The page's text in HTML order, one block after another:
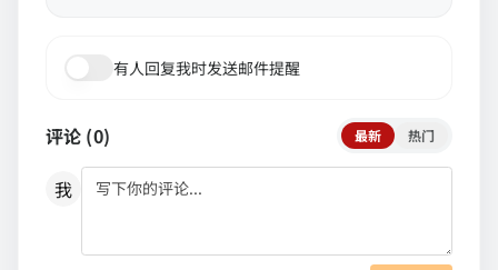
有人回复我时发送邮件提醒
评论 (0) 最新 热门
我